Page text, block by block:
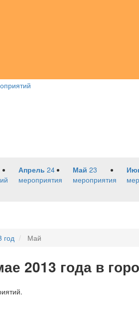
Апрель 24
мероприятия
Май 23
мероприятия
год Май
2013 года в